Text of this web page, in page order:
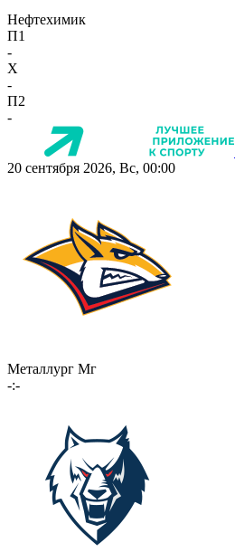
Нефтехимик
П1
-
X
-
П2
-
20 сентября 2026, Вс, 00:00
Металлург Мг
-:-